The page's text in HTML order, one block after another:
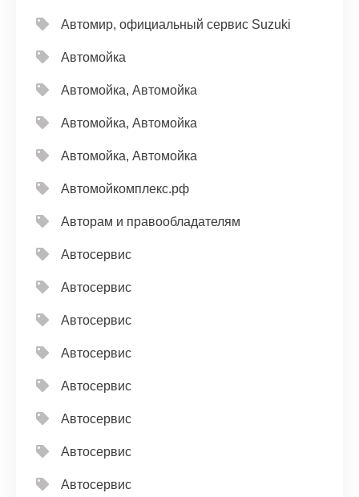
Автомир, официальный сервис Suzuki
Автомойка
Автомойка, Автомойка
Автомойка, Автомойка
Автомойка, Автомойка
Автомойкомплекс.рф
Авторам и правообладателям
Автосервис
Автосервис
Автосервис
Автосервис
Автосервис
Автосервис
Автосервис
Автосервис